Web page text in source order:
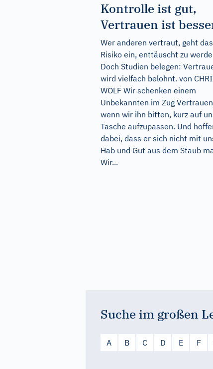
Kontrolle ist gut,
Vertrauen ist
Wer anderen vertraut, geht das
Risiko ein, enttäuscht zu
Doch Studien belegen:
wird vielfach belohnt. von
WOLF Wir schenken einem
Unbekannten im Zug
wenn wir ihn bitten, kurz auf
Tasche aufzupassen. Und
dabei, dass er sich nicht mit
Hab und Gut aus dem Staub
Wir...
Suche im großen
A B C D E F